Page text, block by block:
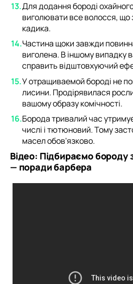
Для додання бороді
виголювати все волосся,
кадика.
Частина щоки завжди
виголена. В іншому випадку
справить відштовхуючий
У отращиваемой бороді не
лисини. Продірявилася
вашому образу комічності.
Борода тривалий час
числі і тютюновий. Тому
масел обов'язково.
Відео: Підбираємо
— поради барбера